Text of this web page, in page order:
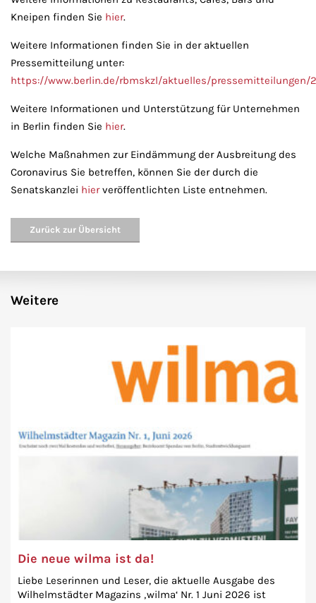
Kneipen finden Sie hier.
Weitere Informationen finden Sie in der aktuellen
Pressemitteilung unter:
https://www.berlin.de/rbmskzl/aktuelles/pressemitteilungen/
Weitere Informationen und Unterstützung für Unternehmen
in Berlin finden Sie hier.
Welche Maßnahmen zur Eindämmung der Ausbreitung des
Coronavirus Sie betreffen, können Sie der durch die
Senatskanzlei hierveröffentlichten Liste entnehmen.
Zurück zur Übersicht
Weitere
Die neue wilma ist da!
Liebe Leserinnen und Leser, die aktuelle Ausgabe des
Wilhelmstädter Magazins ‚wilma‘ Nr. 1 Juni 2026 ist